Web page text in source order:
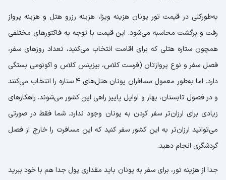
به‌طورکلی در قیمت تور یونان هزینه ویزا، هزینه رزرو هتل و هزینه پرواز
رفت و برگشت محاسبه می‌شود. این قیمت با توجه به فاکتورهای مختلفی
همچون ستاره هتلی که برای اقامت انتخاب می‌کنید، تعداد روزهای سفر،
فصل سفر و نوع پروازتان (فرست کلاس، بیزینس کلاس و اکونومی بستگی
دارد. اما به‌طور معمول مسافران یونان هتل‌های 4 ستاره را انتخاب می‌کنند
و در فصول تابستان، بهار و اوایل پاییز راهی این کشور می‌شوند. راهکارهای
زیادی برای ارزان‌تر سفر کردن به یونان وجود ندارد. شما فقط در صورتی
می‌توانید ارزان‌تر به این کشور سفر کنید که این مسافرت را خارج از فصل
گردشگری انجام دهید.
جدا از هزینه تور، برای سفر به یونان باید مقداری پول جدا هم با خود ببرید